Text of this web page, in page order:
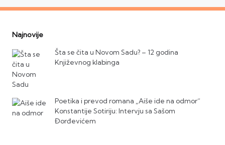
Najnovije
Šta se čita u Novom Sadu? – 12 godina
Književnog klabinga
Poetika i prevod romana „Aiše ide na odmor“
Konstantije Sotiriju: Intervju sa Sašom
Đorđevićem